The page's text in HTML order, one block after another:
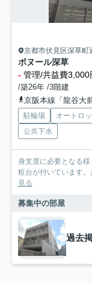
京都市伏見区深草町
ボヌール深草
- 管理/共益費3,000
/築26年 /3階建
京阪本線「龍谷大
駐輪場 オートロ
公共下水
身支度に必要となる
粧台が付いています
見る
募集中の部屋
過去